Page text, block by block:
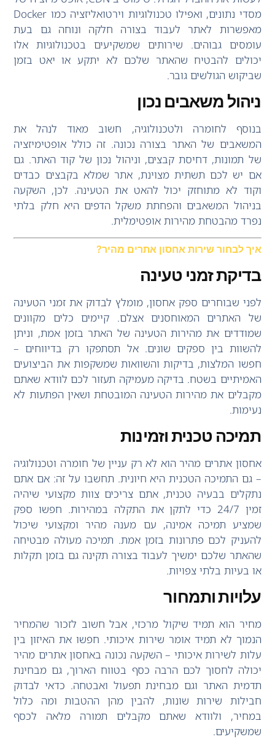
מסדי נתונים, ואפילו טכנולוגיות וירטואליזציה כמו Docker
מאפשרות לאתר לעבוד בצורה חלקה ונוחה גם בעת
עומסים גבוהים. שירותים שמשקיעים בטכנולוגיות אלו
יכולים להבטיח שהאתר שלכם לא יתקע או יאט בזמן
שביקוש הגולשים גובר.
ניהול משאבים נכון
בנוסף לחומרה ולטכנולוגיה, חשוב מאוד לנהל את
המשאבים של האתר בצורה נכונה. זה כולל אופטימיזציה
של תמונות, דחיסת קבצים, וניהול נכון של קוד האתר. גם
אם יש לכם תשתית מצוינת, אתר שמלא בקבצים כבדים
וקוד לא מתוחזק יכול להאט את הטעינה. לכן, השקעה
בניהול המשאבים והפחתת משקל הדפים היא חלק בלתי
נפרד מהבטחת מהירות אופטימלית.
איך לבחור שירות אחסון אתרים מהיר?
בדיקת זמני טעינה
לפני שבוחרים ספק אחסון, מומלץ לבדוק את זמני הטעינה
של האתרים המאוחסנים אצלם. קיימים כלים מקוונים
שמודדים את מהירות הטעינה של האתר בזמן אמת, וניתן
להשוות בין ספקים שונים. אל תסתפקו רק בדיווחים –
חפשו המלצות, בדיקות והשוואות שמשקפות את הביצועים
האמיתיים בשטח. בדיקה מעמיקה תעזור לכם לוודא שאתם
מקבלים את מהירות הטעינה המובטחת ושאין הפתעות לא
נעימות.
תמיכה טכנית וזמינות
אחסון אתרים מהיר הוא לא רק עניין של חומרה וטכנולוגיה
– גם התמיכה הטכנית היא חיונית. תחשבו על זה: אם אתם
נתקלים בבעיה טכנית, אתם צריכים צוות מקצועי שיהיה
זמין 24/7 כדי לתקן את התקלה במהירות. חפשו ספק
שמציע תמיכה אמינה, עם מענה מהיר ומקצועי שיכול
להעניק לכם פתרונות בזמן אמת. תמיכה מעולה מבטיחה
שהאתר שלכם ימשיך לעבוד בצורה תקינה גם בזמן תקלות
או בעיות בלתי צפויות.
עלויות ותמחור
מחיר הוא תמיד שיקול מרכזי, אבל חשוב לזכור שהמחיר
הנמוך לא תמיד אומר שירות איכותי. חפשו את האיזון בין
עלות לשירות איכותי – השקעה נכונה באחסון אתרים מהיר
יכולה לחסוך לכם הרבה כסף בטווח הארוך, גם מבחינת
תדמית האתר וגם מבחינת תפעול ואבטחה. כדאי לבדוק
חבילות שירות שונות, להבין מהן ההטבות ומה כלול
במחיר, ולוודא שאתם מקבלים תמורה מלאה לכסף
שמשקיעים.